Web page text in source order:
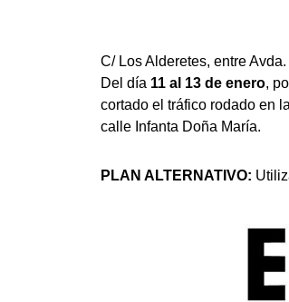
C/ Los Alderetes, entre
Del día 11 al 13 de enero,
cortado el tráfico rodado en
calle Infanta Doña María.
PLAN ALTERNATIVO: